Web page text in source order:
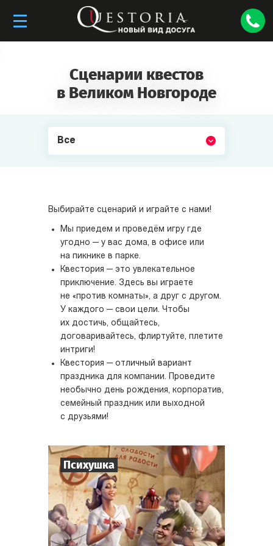
Сценарии квестов
в Великом Новгороде
Все
Выбирайте сценарий и играйте с нами!
Мы приедем и проведём игру где
угодно — у вас дома, в офисе или
на пикнике в парке.
Квестория — это увлекательное
приключение. Здесь вы играете
не «против комнаты», а друг с другом.
У каждого — свои цели. Чтобы
их достичь, общайтесь,
договаривайтесь, флиртуйте, плетите
интриги!
Квестория — отличный вариант
праздника для компании. Проведите
необычно день рождения, корпоратив,
семейный праздник или выходной
с друзьями!
Психушка
Игроков 8-18
Время игры 2-3 ч.